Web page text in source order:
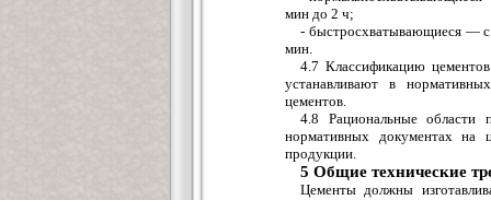
мин до 2 ч;
- быстросхватывающиеся — с
мин.
4.7 Классификацию
устанавливают в
цементов.
4.8 Рациональные области
нормативных документах на
продукции.
5 Общие технические
Цементы должны